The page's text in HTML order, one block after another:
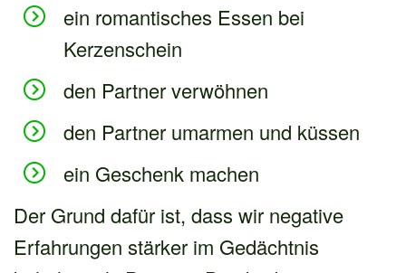
ein romantisches Essen bei
Kerzenschein
den Partner verwöhnen
den Partner umarmen und küssen
ein Geschenk machen
Der Grund dafür ist, dass wir negative
Erfahrungen stärker im Gedächtnis